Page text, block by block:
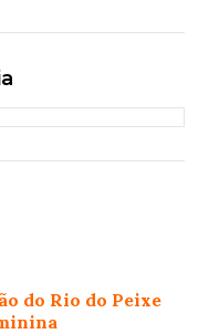
do Rio do Peixe